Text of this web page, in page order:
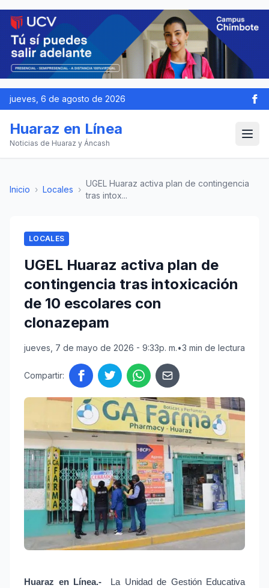
jueves, 6 de agosto de 2026
Huaraz en Línea
Noticias de Huaraz y Áncash
Inicio › Locales ›
UGEL Huaraz activa plan de contingencia
tras intox...
LOCALES
UGEL Huaraz activa plan de
contingencia tras intoxicación
de 10 escolares con
clonazepam
jueves, 7 de mayo de 2026 - 9:33p. m.•3 min de lectura
Compartir:
Huaraz en Línea.-
La Unidad de Gestión Educativa